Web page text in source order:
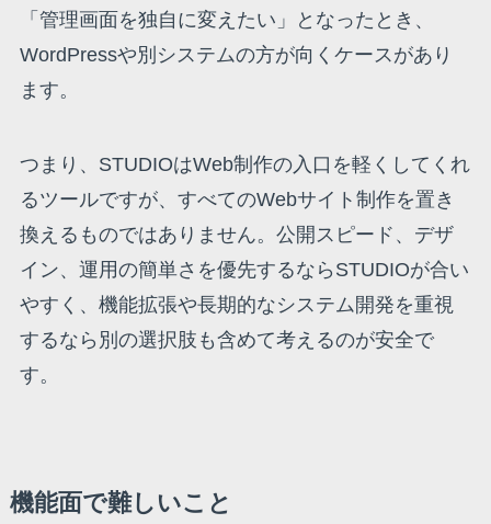
「管理画面を独自に変えたい」となったとき、
WordPressや別システムの方が向くケースがあり
ます。
つまり、STUDIOはWeb制作の入口を軽くしてくれ
るツールですが、すべてのWebサイト制作を置き
換えるものではありません。公開スピード、デザ
イン、運用の簡単さを優先するならSTUDIOが合い
やすく、機能拡張や長期的なシステム開発を重視
するなら別の選択肢も含めて考えるのが安全で
す。
機能面で難しいこと